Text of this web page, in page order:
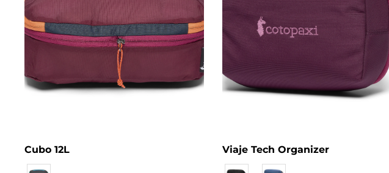
Cubo 12L
Eigenname
Viaje Tech Organizer
Eigenname